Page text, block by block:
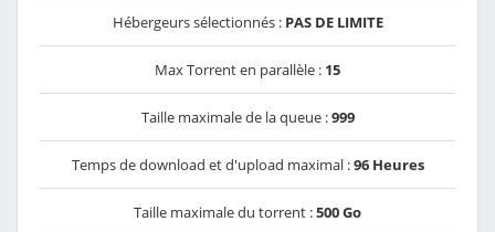
Hébergeurs sélectionnés : PAS DE LIMITE
Max Torrent en parallèle : 15
Taille maximale de la queue :999
Temps de download et d'upload maximal :96 Heures
Taille maximale du torrent :500 Go